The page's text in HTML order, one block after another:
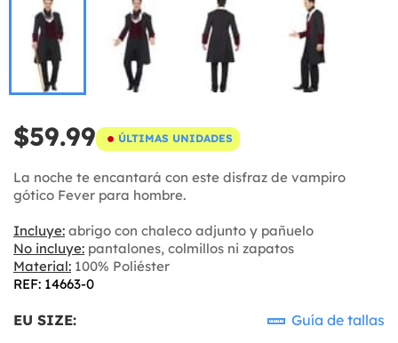
$59.99 ÚLTIMAS UNIDADES
La noche te encantará con este disfraz de vampiro
gótico Fever para hombre.
Incluye: abrigo con chaleco adjunto y pañuelo
No incluye: pantalones, colmillos ni zapatos
Material: 100% Poliéster
REF: 14663-0
EU SIZE: Guía de tallas